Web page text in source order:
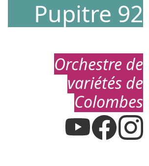
Pupitre 92
Orchestre de
variétés de
Colombes